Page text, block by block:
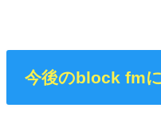
今後のblock fm